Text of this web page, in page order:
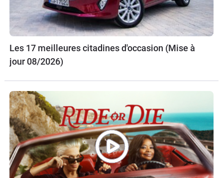
Les 17 meilleures citadines d'occasion (Mise à
jour 08/2026)